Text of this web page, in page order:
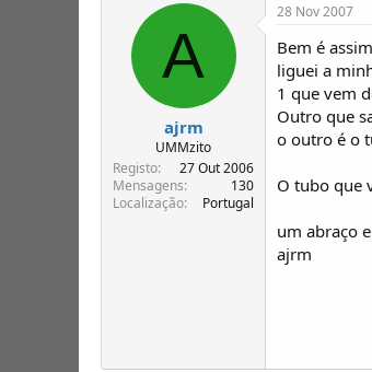
A
ajrm
UMMzito
Registo
27 Out 2006
Mensagens
130
Localização
Portugal
28 Nov 2007
Bem é
liguei a
1 que vem
Outro que
o outro é o
O tubo que
um abraço
ajrm